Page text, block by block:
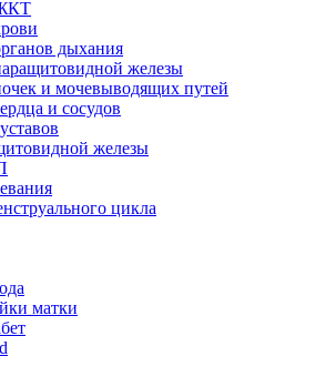
дыхания
железы
и мочевыводящих путей
и сосудов
железы
цикла
матки